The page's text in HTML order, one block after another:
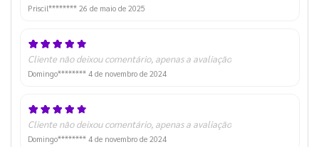
Priscil******** 26 de maio de 2025
Cliente não deixou comentário, apenas a avaliação
Domingo******** 4 de novembro de 2024
Cliente não deixou comentário, apenas a avaliação
Domingo******** 4 de novembro de 2024